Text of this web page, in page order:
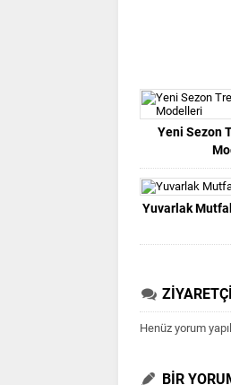
Yeni Sezon
Yuvarlak
Henüz yorum
BİR